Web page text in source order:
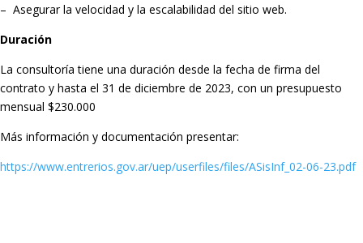
– Asegurar la velocidad y la escalabilidad del sitio web.
Duración
La consultoría tiene una duración desde la fecha de firma del
contrato y hasta el 31 de diciembre de 2023, con un presupuesto
mensual $230.000
Más información y documentación presentar:
https://www.entrerios.gov.ar/uep/userfiles/files/ASisInf_02-06-23.pdf